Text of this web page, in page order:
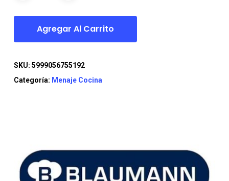
Agregar Al Carrito
SKU: 5999056755192
Categoría: Menaje Cocina